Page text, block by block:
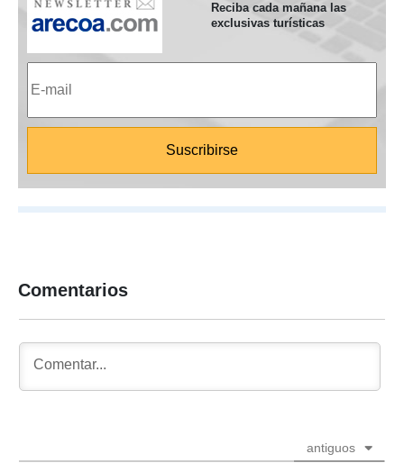
Reciba cada mañana las
exclusivas turísticas
Comentarios
antiguos